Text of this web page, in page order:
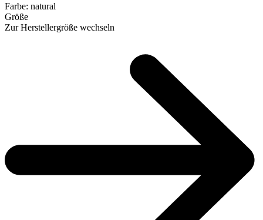
Farbe: natural
Größe
Zur Herstellergröße wechseln